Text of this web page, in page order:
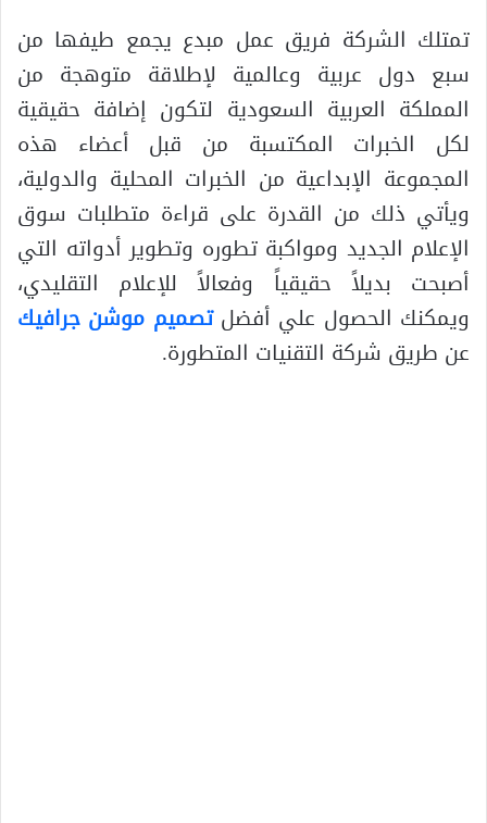
تمتلك الشركة فريق عمل مبدع يجمع طيفها من
سبع دول عربية وعالمية لإطلاقة متوهجة من
المملكة العربية السعودية لتكون إضافة حقيقية
لكل الخبرات المكتسبة من قبل أعضاء هذه
المجموعة الإبداعية من الخبرات المحلية والدولية،
ويأتي ذلك من القدرة على قراءة متطلبات سوق
الإعلام الجديد ومواكبة تطوره وتطوير أدواته التي
أصبحت بديلاً حقيقياً وفعالاً للإعلام التقليدي،
ويمكنك الحصول علي أفضلتصميم موشن جرافيك
عن طريق شركة التقنيات المتطورة.